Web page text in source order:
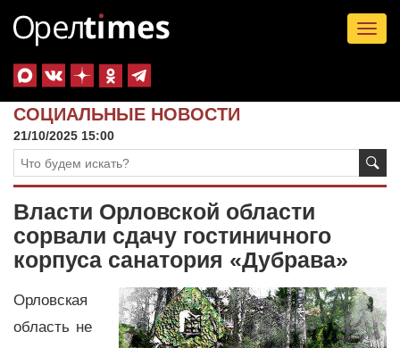
СОЦИАЛЬНЫЕ НОВОСТИ
21/10/2025 15:00
Власти Орловской области
сорвали сдачу гостиничного
корпуса санатория «Дубрава»
Орловская
область не